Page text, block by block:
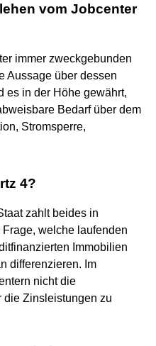
vom Jobcenter
immer zweckgebunden
Aussage über dessen
es in der Höhe gewährt,
Bedarf über dem
Stromsperre,
4?
zahlt beides in
welche laufenden
Immobilien
differenzieren. Im
nicht die
die Zinsleistungen zu